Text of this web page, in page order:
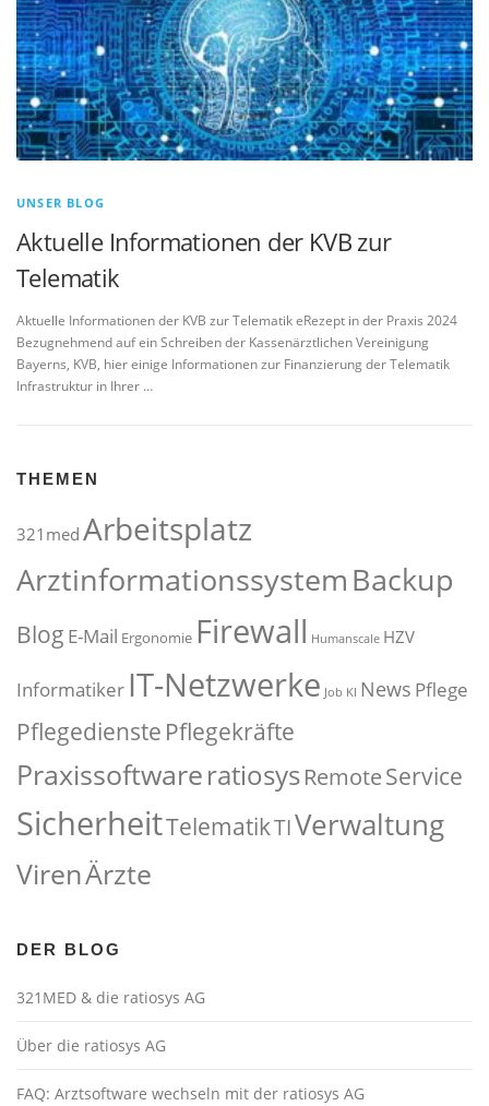
UNSER BLOG
Aktuelle Informationen der KVB zur
Telematik
Aktuelle Informationen der KVB zur Telematik eRezept in der Praxis 2024
Bezugnehmend auf ein Schreiben der Kassenärztlichen Vereinigung
Bayerns, KVB, hier einige Informationen zur Finanzierung der Telematik
Infrastruktur in Ihrer …
THEMEN
321med Arbeitsplatz
ArztinformationssystemBackup
Blog E-Mail Ergonomie Firewall Humanscale HZV
Informatiker IT-Netzwerke Job KI News Pflege
Pflegedienste Pflegekräfte
PraxissoftwareratiosysRemoteService
SicherheitTelematikTIVerwaltung
VirenÄrzte
DER BLOG
321MED & die ratiosys AG
Über die ratiosys AG
FAQ: Arztsoftware wechseln mit der ratiosys AG